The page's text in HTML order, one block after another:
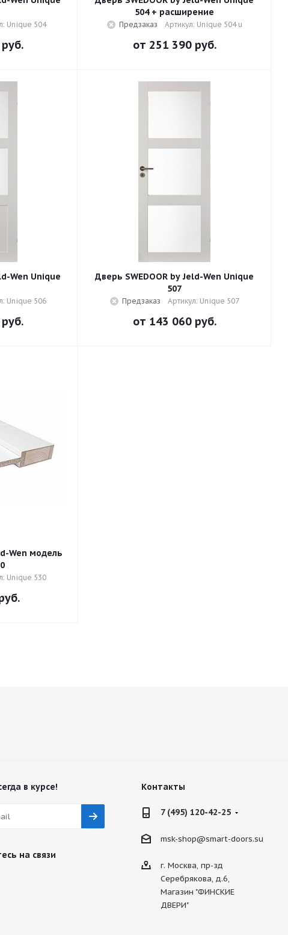
Unique 504
504 + расширение
Предзаказ Артикул: Unique 504 u
от 251 390 руб.
Wen Unique
Unique 506
Дверь SWEDOOR by Jeld-Wen Unique
507
Предзаказ Артикул: Unique 507
от 143 060 руб.
Wen модель
Unique 530
в курсе!
на связи
Контакты
7 (495) 120-42-25
msk-shop@smart-doors.su
г. Москва, пр-зд
Серебрякова, д.6,
Магазин "ФИНСКИЕ
ДВЕРИ"